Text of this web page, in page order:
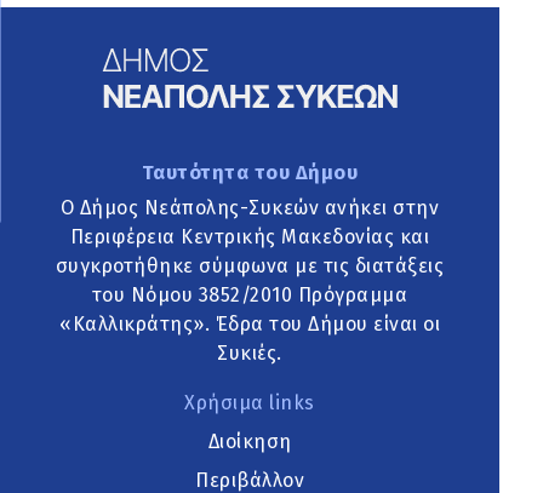
Ταυτότητα του Δήμου
Ο Δήμος Νεάπολης-Συκεών ανήκει στην
Περιφέρεια Κεντρικής Μακεδονίας και
συγκροτήθηκε σύμφωνα με τις διατάξεις
του Νόμου 3852/2010 Πρόγραμμα
«Καλλικράτης». Έδρα του Δήμου είναι οι
Συκιές.
Χρήσιμα links
Διοίκηση
Περιβάλλον